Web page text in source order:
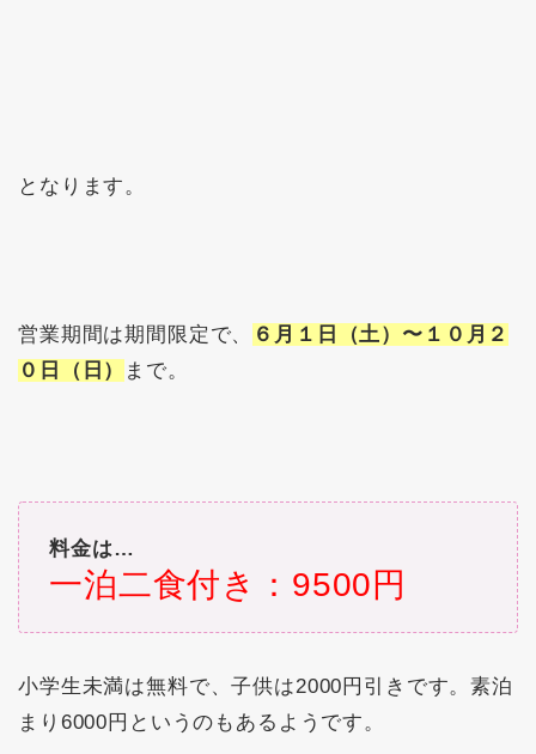
となります。
​営業期間は期間限定で、
６月１日（土）〜１０月２
０日（日）
まで。
料金は…
一泊二食付き：9500円
小学生未満は無料で、子供は2000円引きです。素泊
まり6000円というのもあるようです。